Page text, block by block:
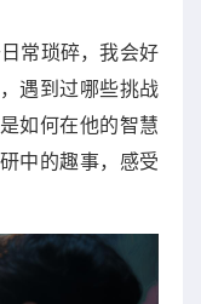
常琐碎，我会好
遇到过哪些挑战
如何在他的智慧
中的趣事，感受